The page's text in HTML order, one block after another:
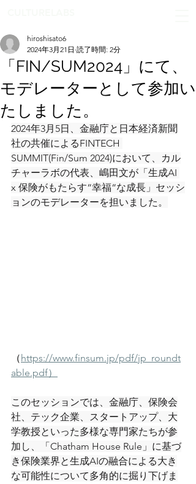
「FIN/SUM2024」にて、
モデレーターとして参加い
たしました。
hiroshisato6
2024年3月21日 読了時間: 2分
2024年3月5日、金融庁と日本経済新聞
社の共催によるFINTECH
SUMMIT(Fin/Sum 2024)において、カル
チャーラボの代表、嶋田文が「生成AI
x 保険がもたらす“幸福“な成長」セッシ
ョンのモデレーターを担いました。
（ https://www.finsum.jp/pdf/jp_roundt
able.pdf）
このセッションでは、金融庁、保険会
社、テック企業、スタートアップ、大
学教授といった多様な専門家たちが参
加し、「Chatham House Rule」に基づ
き保険業界と生成AIの融合による大き
な可能性について多角的に掘り下げま